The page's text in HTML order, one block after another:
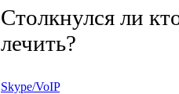
Столкнулся ли
лечить?
Skype/VoIP